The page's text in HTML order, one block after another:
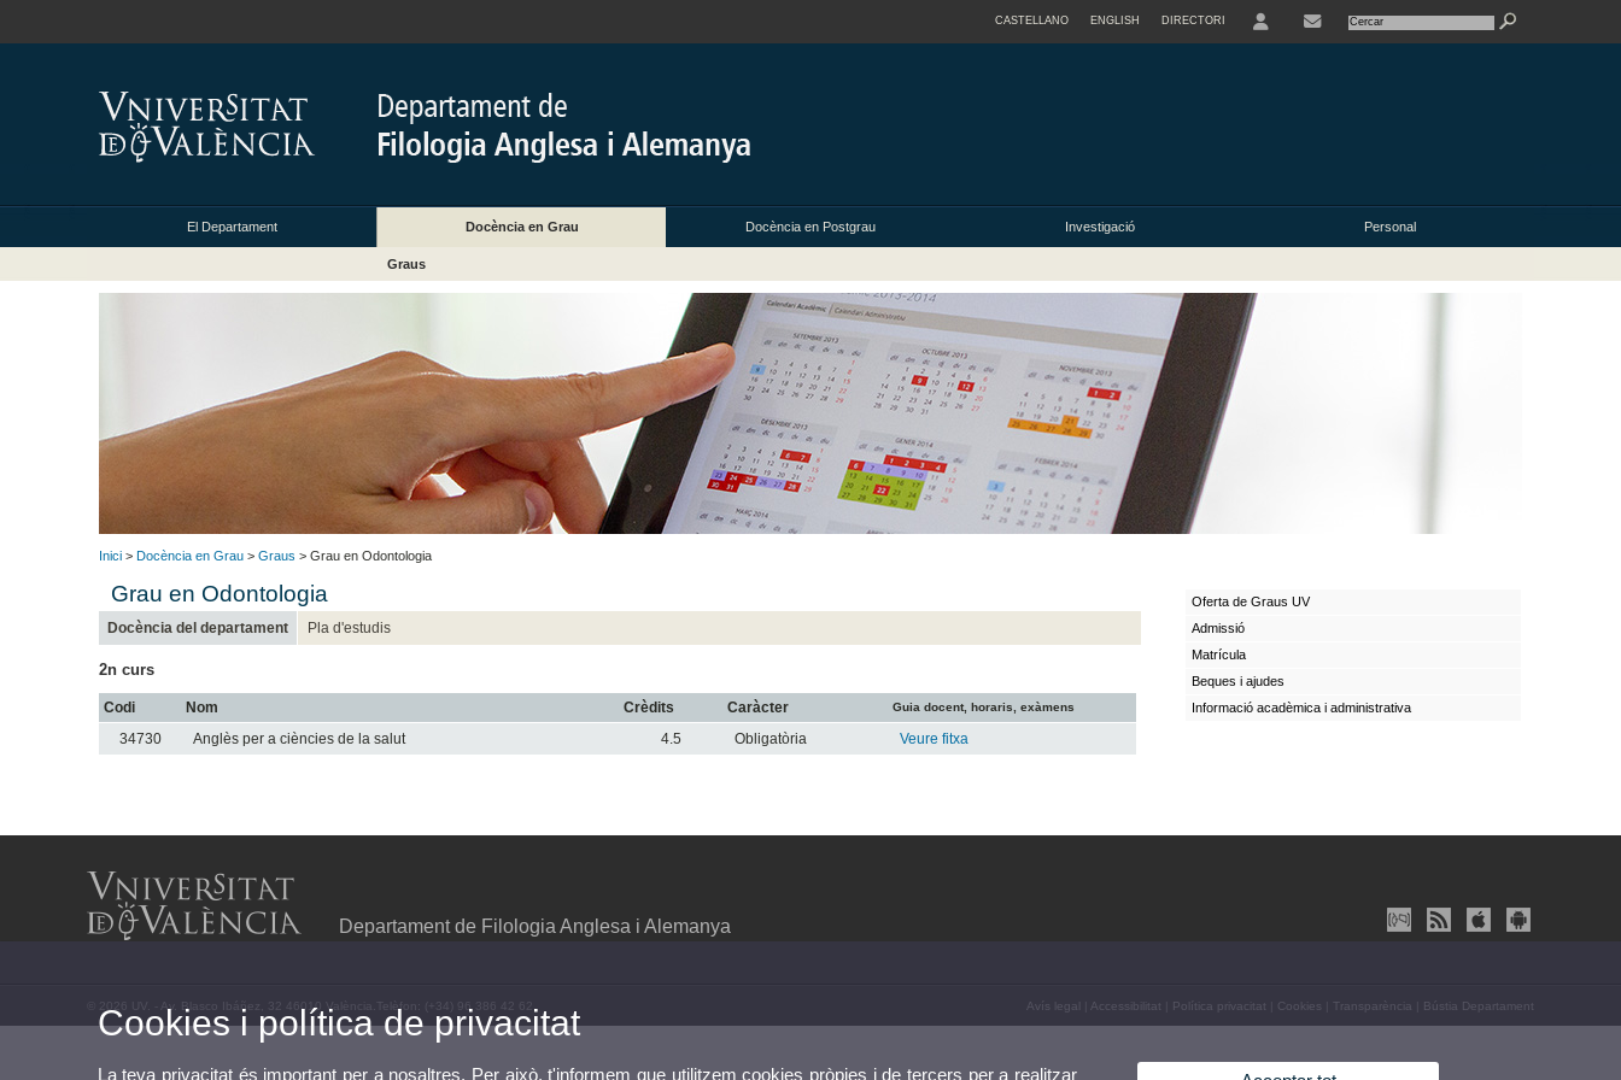
CASTELLANO ENGLISH DIRECTORI
El Departament Docència en Grau Docència en Postgrau Investigació Personal
Graus
Inici > Docència en Grau > Graus > Grau en Odontologia
Grau en Odontologia
Docència del departament Pla d'estudis
2n curs
Codi Nom Crèdits Caràcter Guia docent, horaris, exàmens
34730 Anglès per a ciències de la salut 4.5 Obligatòria Veure fitxa
Oferta de Graus UV
Admissió
Matrícula
Beques i ajudes
Informació acadèmica i administrativa
Departament de Filologia Anglesa i Alemanya
© 2026 UV. - Av. Blasco Ibáñez, 32 46010 València.Telèfon: (+34) 96 386 42 62 Avís legal Accessibilitat Política privacitat Cookies Transparència Bústia Departament
Cookies i política de privacitat
La teva privacitat és important per a nosaltres. Per això, t'informem que utilitzem cookies pròpies i de tercers per a realitzar